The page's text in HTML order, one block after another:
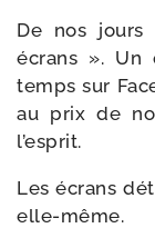
De nos
écrans ». Un
temps sur
au prix de
l’esprit.
Les écrans
elle-même.